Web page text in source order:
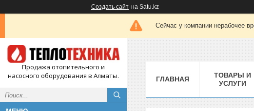
Создать сайт на Satu.kz
Сейчас у компании нерабочее
Продажа отопительного и
насосного оборудования в Алматы.
ГЛАВНАЯ
ТОВАРЫ И
УСЛУГИ